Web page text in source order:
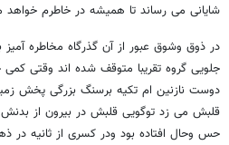
شایانی می رساند تا همیشه در خاطرم خواهد
در ذوق وشوق عبور از آن گذرگاه مخاطره
جلویی گروه تقریبا متوقف شده اند وقتی
دوست نازنین ام تکیه برسنگ بزرگی پخش
قلبش می زد توگویی قلبش در بیرون از
حس وحال افتاده بود ودر کسری از ثانیه در